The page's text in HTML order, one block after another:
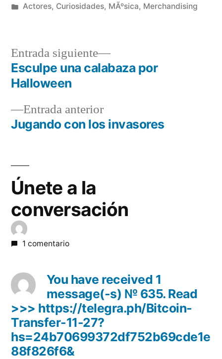
por
Publicado
Actores, Curiosidades, MÃºsica, Merchandising
Navegación
entradas
Entrada anteriorEntrada
anterior:
Jugando con los invasores
Entrada siguiente
Entrada
siguiente:
Esculpe una calabaza por
Halloween
Únete a la
conversación
1 comentario
You have received 1
message(-s) № 635. Read
>>> https://telegra.ph/Bitcoin-
Transfer-11-27?
hs=24b70699372df752b69cde1e
88f826f6&